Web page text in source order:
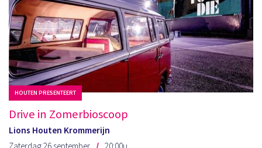
HOUTEN PRESENTEERT
Drive in Zomerbioscoop
Lions Houten Krommerijn